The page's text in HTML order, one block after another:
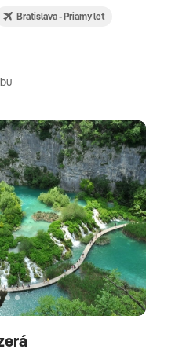
Bratislava - Priamy let